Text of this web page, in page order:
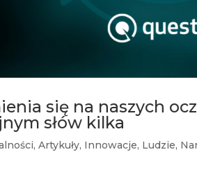
się na naszych
słów kilka
,Artykuły, Innowacje, Ludzie,